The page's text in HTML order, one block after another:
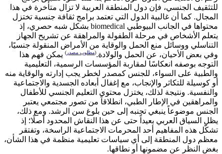
للتثقيف الجنسي، فإن دول المنطقة العربية لا تزال متأخرة في هذا
المجال. كما أن غالبية الدول التي تعتمد برامج ثقافة جنسية تختزل
محتواها في الجانب البيوطبي biomedical بشكل شبه حصري، إذ
يتعلم الأشخاص في مرحلة الطفولة والمراهقة عن تشريح الجهاز
التناسلي ووسائل منع الحمل والوقاية من الأمراض المنقولة جنسيًا،
وفي بعض الأحيان، عن الحمل والولادة.(مطلوب مصدر ) يمكن فهم هذا
التوجه بوصفه انعكاسًا لمقاربة المؤسسات الرسمية، التعليمية
والطبية على السواء، للجنس كمصدر لخطر يجب إدارته والوقاية منه
أو كوسيلة للتكاثر والإنجاب، مع إغفال أبعاده الجسدية والاجتماعية
والنفسية. ونتيجة لذلك، يختزل محتوى التعليم الجنسي للأطفال
والمراهقين في الإطار الطبي، انطلاقاً من تصور مجتمعي يعتبر
الجنس موضوعاً ينبغي تجنبه إلى حين بلوغ سن الرشد. ومع ذلك،
يظل السياق العربي بعيداً حتى عن هذا النقاش المحدود أصلًا؛ إذ
تشكّل هذه المفاهيم أحد المحرمات الاجتماعية الراسخة، وتفتقر
معظم دول المنطقة إلى أي سياسات تعليمية منظمة في هذا الشأن،
بغض النظر عن مضمونها أو نطاقها.